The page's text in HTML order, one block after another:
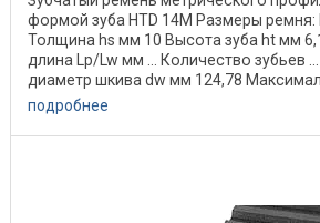
формой зуба HTD 14M Размеры
Толщина hs мм 10 Высота зуба ht мм
длина Lp/Lw мм ... Количество зубьев
диаметр шкива dw мм 124,78
подробнее